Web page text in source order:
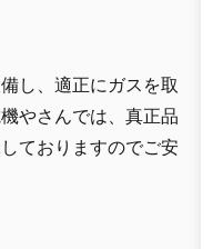
し、適正にガスを取
やさんでは、真正品
ておりますのでご安